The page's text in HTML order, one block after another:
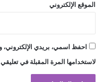
الموقع الإلكتروني
احفظ اسمي، بريدي الإلكتروني،
لاستخدامها المرة المقبلة في